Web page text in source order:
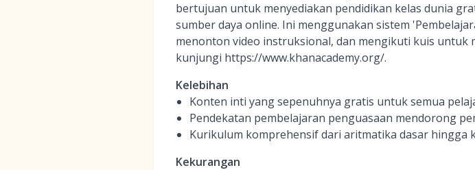
bertujuan untuk menyediakan pendidikan kelas dunia
sumber daya online. Ini menggunakan sistem
menonton video instruksional, dan mengikuti kuis untuk
kunjungi https://www.khanacademy.org/.
Kelebihan
Konten inti yang sepenuhnya gratis untuk semua
Pendekatan pembelajaran penguasaan mendorong
Kurikulum komprehensif dari aritmatika dasar hingga
Kekurangan